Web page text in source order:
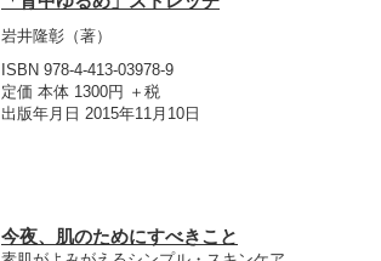
岩井隆彰 （著）
ISBN 978-4-413-03978-9
定価 本体 1300円 ＋税
出版年月日 2015年11月10日
今夜、肌のためにすべきこと